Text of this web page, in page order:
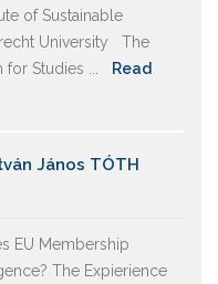
of Sustainable
University The
for Studies ...
Read
János TÓTH
EU Membership
The Expierience